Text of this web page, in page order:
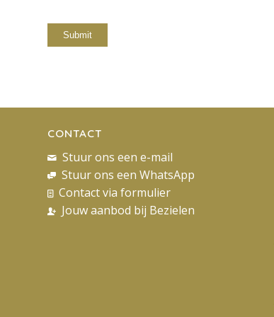
CONTACT
Stuur ons een e-mail
Stuur ons een WhatsApp
Contact via formulier
Jouw aanbod bij Bezielen